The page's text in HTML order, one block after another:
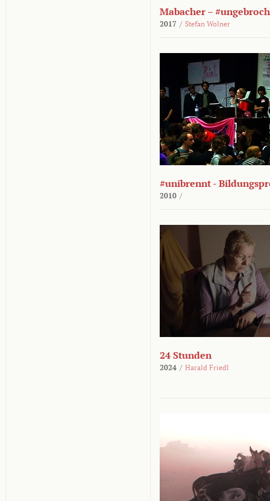
Mabacher –
2017 / Stefan Wolner
#unibrennt -
2010 /
24 Stunden
2024 / Harald Friedl